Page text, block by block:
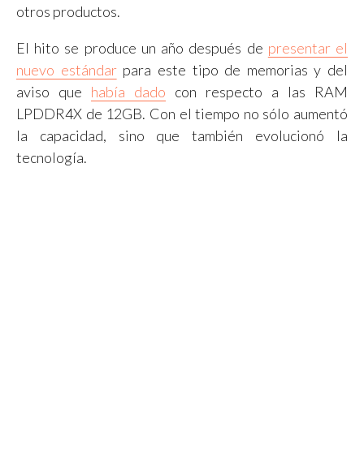
otros productos.
El hito se produce un año después de presentar el
nuevo estándarpara este tipo de memorias y del
aviso que había dado con respecto a las RAM
LPDDR4X de 12GB. Con el tiempo no sólo aumentó
la capacidad, sino que también evolucionó la
tecnología.